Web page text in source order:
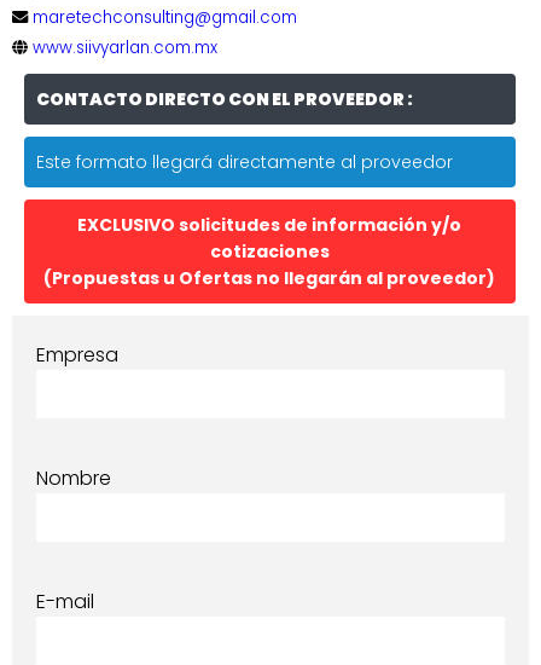
maretechconsulting@gmail.com
www.siivyarlan.com.mx
CONTACTO DIRECTO CON EL PROVEEDOR :
Este formato llegará directamente al proveedor
EXCLUSIVO solicitudes de información y/o
cotizaciones
(Propuestas u Ofertas no llegarán al proveedor)
Empresa
Nombre
E-mail